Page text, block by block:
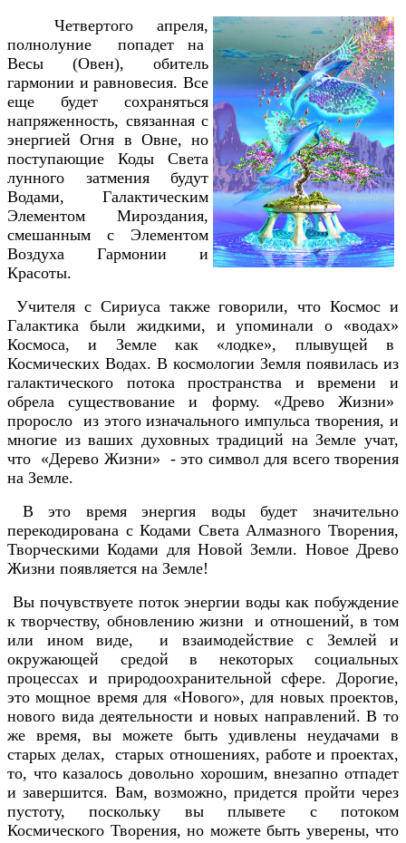
Четвертого апреля,
полнолуние попадет на
Весы (Овен), обитель
гармонии и равновесия. Все
еще будет сохраняться
напряженность, связанная с
энергией Огня в Овне, но
поступающие Коды Света
лунного затмения будут
Водами, Галактическим
Элементом Мироздания,
смешанным с Элементом
Воздуха Гармонии и
Красоты.
Учителя с Сириуса также говорили, что Космос и
Галактика были жидкими, и упоминали о «водах»
Космоса, и Земле как «лодке», плывущей в
Космических Водах. В космологии Земля появилась из
галактического потока пространства и времени и
обрела существование и форму. «Древо Жизни»
проросло из этого изначального импульса творения, и
многие из ваших духовных традиций на Земле учат,
что «Дерево Жизни» - это символ для всего творения
на Земле.
В это время энергия воды будет значительно
перекодирована с Кодами Света Алмазного Творения,
Творческими Кодами для Новой Земли. Новое Древо
Жизни появляется на Земле!
Вы почувствуете поток энергии воды как побуждение
к творчеству, обновлению жизни и отношений, в том
или ином виде, и взаимодействие с Землей и
окружающей средой в некоторых социальных
процессах и природоохранительной сфере. Дорогие,
это мощное время для «Нового», для новых проектов,
нового вида деятельности и новых направлений. В то
же время, вы можете быть удивлены неудачами в
старых делах, старых отношениях, работе и проектах,
то, что казалось довольно хорошим, внезапно отпадет
и завершится. Вам, возможно, придется пройти через
пустоту, поскольку вы плывете с потоком
Космического Творения, но можете быть уверены, что